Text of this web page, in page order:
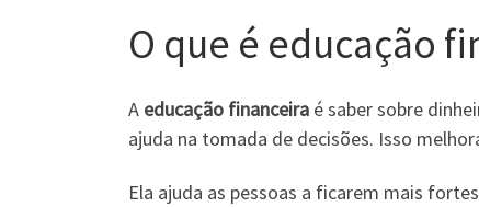
O que é educação
A educação financeira é saber sobre
ajuda na tomada de decisões. Isso
Ela ajuda as pessoas a ficarem mais